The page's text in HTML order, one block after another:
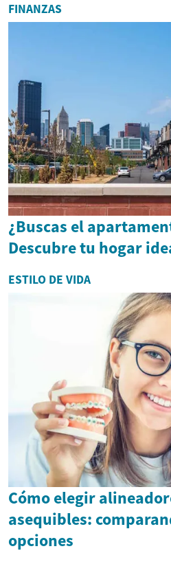
FINANZAS
¿Buscas el
Descubre tu hogar
ESTILO DE VIDA
Cómo elegir
asequibles:
opciones